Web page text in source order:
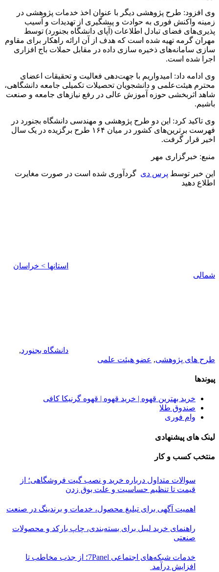
وی افزود: طرح پژوهشی دیگر با عنوان اخذ خدمات پژوهشی در
زمینه واکنش فوری به حوادث و پیشگیری از تهدیدات و آسیب
پذیری‌های فضای تبادل اطلاعات ( آپای دانشگاه بجنورد) توسط
مهران گرمه تهیه شده است که هدف از آن ارائه راهکار برای مقاوم
سازی سامانه‌های ذخیره سازی داده در مقابل حملات باج افزاری
اجرا شده است.
وی ادامه داد: امیدواریم با جهت‌دهی فعالیت و تحقیقات اعضای
محترم هیئت‌علمی و دانشجویان تحصیلات تکمیلی جامعه دانشگاهی،
شاهد اثربخشی حوزه آموزش عالی در رفع نیازهای جامعه و صنعت
باشیم.
وی تاکید کرد: این دو طرح پژوهشی و مهندسی دانشگاه بجنورد در
فهرست برترین‌های کشور در میان ۱۶۴ طرح برگزیده در یک سال
اخیر قرار گرفت.
منبع: خبرگزاری مهر
این خبر توسط پرس دی گردآوری شده است در صورت مغایرت
اطلاع دهید
استانها > خراسان
شمالی
دانشگاه بجنورد,
طرح های پژوهشی, عضو هیئت علمی
پیوندها
خرید بهترین قهوه | خرید قهوه | قهوه گرنیکا کافی
صندوق طلا
وام فوری
لینک های پیشنهادی
منتخب کسب و کار
سوالات متداول درباره خرید و نصب گیت فروشگاهی؛ از
قیمت تا تنظیم حساسیت و علت بوق زدن
اهمیت آگهی برای تبلیغ محصول، خدمات و برندینگ در صنعت
راهنمای خرید لیبل برای بسته‌بندی، چاپ بارکد و محصولات
صنعتی
خدمات شبکه‌های اجتماعی 7Panel؛ از جذب مخاطب تا
افزایش درآمد